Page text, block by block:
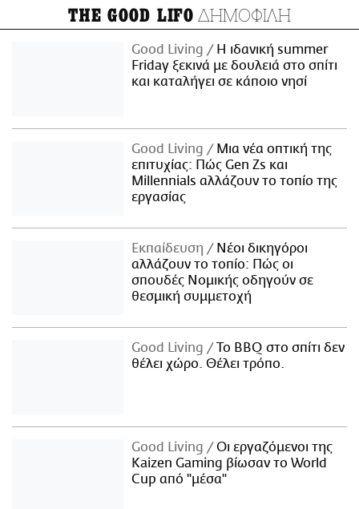
THE GOOD LIFO ΔΗΜΟΦΙΛΗ
Good Living
Η ιδανική summer
Friday ξεκινά με δουλειά στο σπίτι
και καταλήγει σε κάποιο νησί
Good Living
Μια νέα οπτική της
επιτυχίας: Πώς Gen Zs και
Millennials αλλάζουν το τοπίο της
εργασίας
Εκπαίδευση
Νέοι δικηγόροι
αλλάζουν το τοπίο: Πώς οι
σπουδές Νομικής οδηγούν σε
θεσμική συμμετοχή
Good Living
Το BBQ στο σπίτι δεν
θέλει χώρο. Θέλει τρόπο.
Good Living
Οι εργαζόμενοι της
Kaizen Gaming βίωσαν το World
Cup από "μέσα"